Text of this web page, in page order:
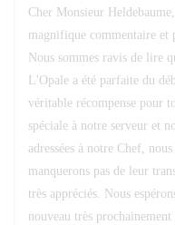
Cher Monsieur
magnifique commentaire et
Nous sommes ravis de lire
L'Opale a été parfaite du
véritable récompense pour
spéciale à notre serveur et
adressées à notre Chef,
manquerons pas de leur
très appréciés. Nous
nouveau très